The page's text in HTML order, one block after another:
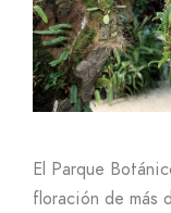
El Parque
floración de más